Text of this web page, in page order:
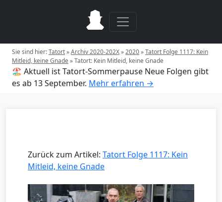
Sie sind hier:Tatort»Archiv 2020-202X»2020»Tatort Folge 1117: Kein
Mitleid, keine Gnade»Tatort: Kein Mitleid, keine Gnade
🏖️ Aktuell ist Tatort-Sommerpause Neue Folgen gibt
es ab 13 September. Mehr erfahren →
Zurück zum Artikel: Tatort Folge 1117: Kein
Mitleid, keine Gnade